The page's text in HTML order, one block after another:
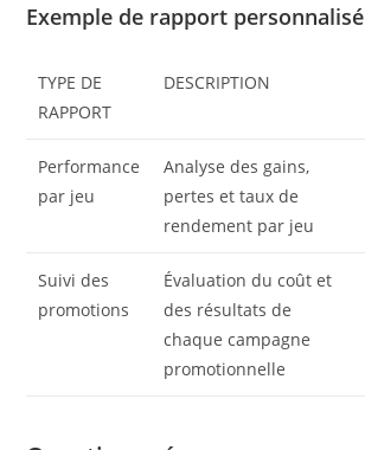
Exemple de rapport personnalisé
TYPE DE
RAPPORT
DESCRIPTION
Performance
par jeu
Analyse des gains,
pertes et taux de
rendement par jeu
Suivi des
promotions
Évaluation du coût et
des résultats de
chaque campagne
promotionnelle